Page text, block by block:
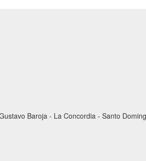
Baroja - La Concordia - Santo